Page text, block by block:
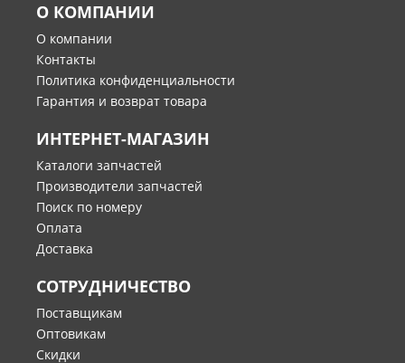
О КОМПАНИИ
О компании
Контакты
Политика конфиденциальности
Гарантия и возврат товара
ИНТЕРНЕТ-МАГАЗИН
Каталоги запчастей
Производители запчастей
Поиск по номеру
Оплата
Доставка
СОТРУДНИЧЕСТВО
Поставщикам
Оптовикам
Скидки